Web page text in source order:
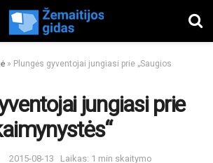
» Plungės gyventojai jungiasi prie „Saugios
jungiasi prie
2015-08-13 Laikas: 1 min skaitymo